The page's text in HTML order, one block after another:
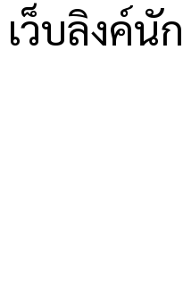
เว็บลิงค์นั